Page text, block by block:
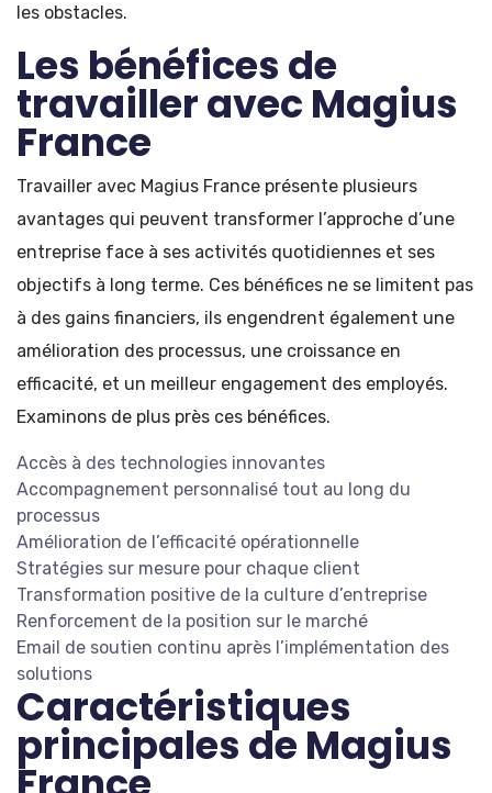
les obstacles.
Les bénéfices de
travailler avec Magius
France
Travailler avec Magius France présente plusieurs
avantages qui peuvent transformer l’approche d’une
entreprise face à ses activités quotidiennes et ses
objectifs à long terme. Ces bénéfices ne se limitent pas
à des gains financiers, ils engendrent également une
amélioration des processus, une croissance en
efficacité, et un meilleur engagement des employés.
Examinons de plus près ces bénéfices.
Accès à des technologies innovantes
Accompagnement personnalisé tout au long du
processus
Amélioration de l’efficacité opérationnelle
Stratégies sur mesure pour chaque client
Transformation positive de la culture d’entreprise
Renforcement de la position sur le marché
Email de soutien continu après l’implémentation des
solutions
Caractéristiques
principales de Magius